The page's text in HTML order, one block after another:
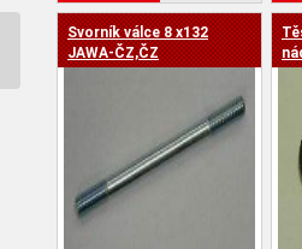
Svorník válce 8 x132
JAWA-ČZ,ČZ